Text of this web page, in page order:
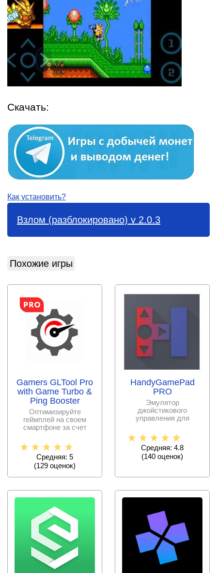
Скачать:
Как установить?
Взлом (разблокировано) v 2.0.3
Похожие игры
Gamers GLTool Pro
with Game Turbo &
Ping Booster
Оптимизируйте
геймплей на своем
смартфоне за счет
производительности и
Средняя: 5
(129 оценок)
HandyGamePad
PRO
Эмулятор
джойстикового
управления для
играх с возможностью
Средняя: 4.8
(140 оценок)